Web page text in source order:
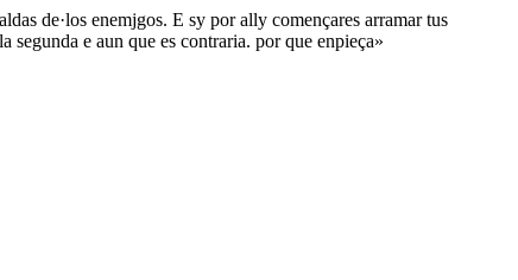
de·los enemjgos. E sy por ally començares arramar tus
segunda e aun que es contraria. por que enpieça»